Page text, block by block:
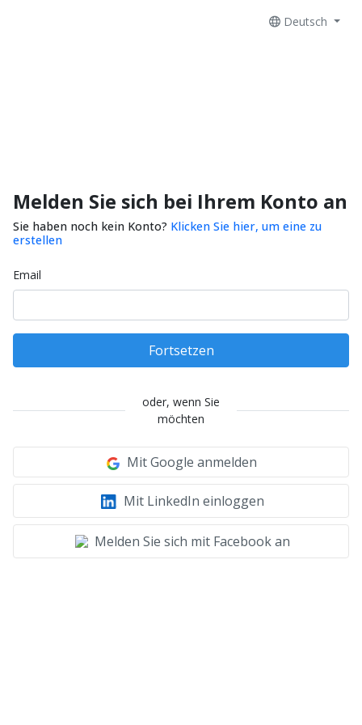
Deutsch
Melden Sie sich bei Ihrem Konto an
Sie haben noch kein Konto? Klicken Sie hier, um eine zu
erstellen
Email
Fortsetzen
oder, wenn Sie
möchten
Mit Google anmelden
Mit LinkedIn einloggen
Melden Sie sich mit Facebook an